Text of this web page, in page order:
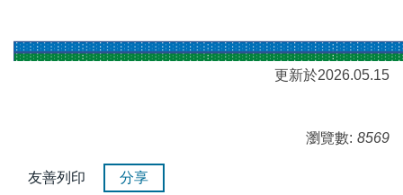
更新於2026.05.15
瀏覽數: 8569
友善列印 分享